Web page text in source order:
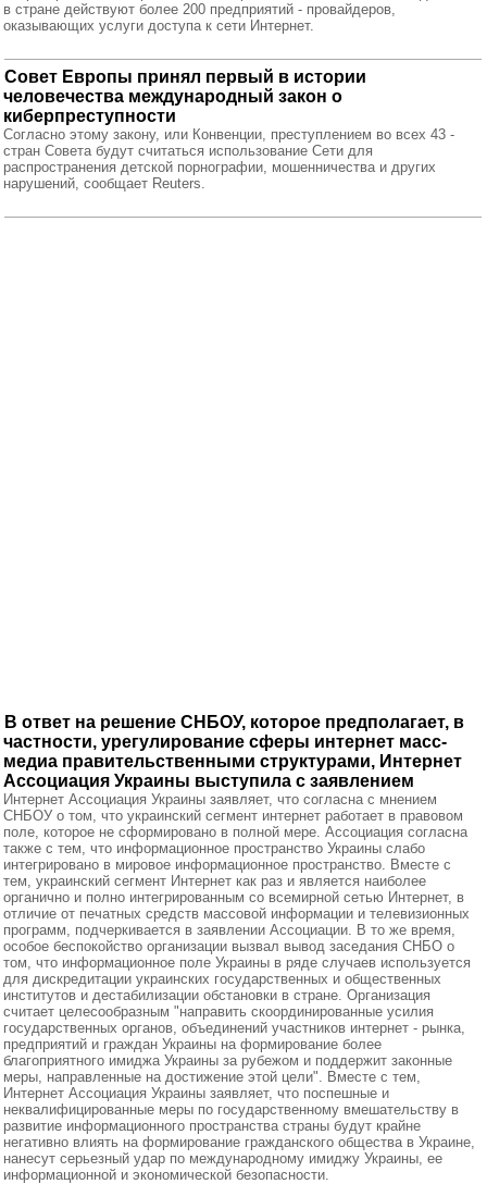
в стране действуют более 200 предприятий - провайдеров,
оказывающих услуги доступа к сети Интернет.
Совет Европы принял первый в истории
человечества международный закон о
киберпреступности
Согласно этому закону, или Конвенции, преступлением во всех 43 -
стран Совета будут считаться использование Сети для
распространения детской порнографии, мошенничества и других
нарушений, сообщает Reuters.
В ответ на решение СНБОУ, которое предполагает, в
частности, урегулирование сферы интернет масс-
медиа правительственными структурами, Интернет
Ассоциация Украины выступила с заявлением
Интернет Ассоциация Украины заявляет, что согласна с мнением
СНБОУ о том, что украинский сегмент интернет работает в правовом
поле, которое не сформировано в полной мере. Ассоциация согласна
также с тем, что информационное пространство Украины слабо
интегрировано в мировое информационное пространство. Вместе с
тем, украинский сегмент Интернет как раз и является наиболее
органично и полно интегрированным со всемирной сетью Интернет, в
отличие от печатных средств массовой информации и телевизионных
программ, подчеркивается в заявлении Ассоциации. В то же время,
особое беспокойство организации вызвал вывод заседания СНБО о
том, что информационное поле Украины в ряде случаев используется
для дискредитации украинских государственных и общественных
институтов и дестабилизации обстановки в стране. Организация
считает целесообразным "направить скоординированные усилия
государственных органов, объединений участников интернет - рынка,
предприятий и граждан Украины на формирование более
благоприятного имиджа Украины за рубежом и поддержит законные
меры, направленные на достижение этой цели". Вместе с тем,
Интернет Ассоциация Украины заявляет, что поспешные и
неквалифицированные меры по государственному вмешательству в
развитие информационного пространства страны будут крайне
негативно влиять на формирование гражданского общества в Украине,
нанесут серьезный удар по международному имиджу Украины, ее
информационной и экономической безопасности.